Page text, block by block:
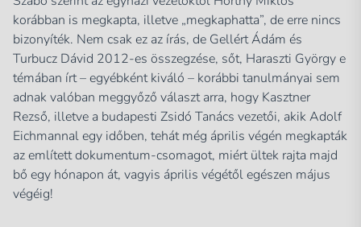
korábban is megkapta, illetve „megkaphatta”, de erre nincs
bizonyíték. Nem csak ez az írás, de Gellért Ádám és
Turbucz Dávid 2012-es összegzése, sőt, Haraszti György e
témában írt – egyébként kiváló – korábbi tanulmányai sem
adnak valóban meggyőző választ arra, hogy Kasztner
Rezső, illetve a budapesti Zsidó Tanács vezetői, akik Adolf
Eichmannal egy időben, tehát még április végén megkapták
az említett dokumentum-csomagot, miért ültek rajta majd
bő egy hónapon át, vagyis április végétől egészen május
végéig!